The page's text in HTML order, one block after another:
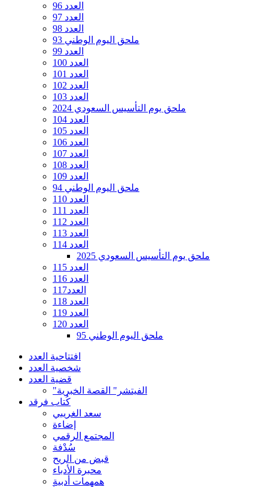
العدد 96
العدد 97
العدد 98
ملحق اليوم الوطني 93
العدد 99
العدد 100
العدد 101
العدد 102
العدد 103
ملحق يوم التأسيس السعودي 2024
العدد 104
العدد 105
العدد 106
العدد 107
العدد 108
العدد 109
ملحق اليوم الوطني 94
العدد 110
العدد 111
العدد 112
العدد 113
العدد 114
ملحق يوم التأسيس السعودي 2025
العدد 115
العدد 116
العدد117
العدد 118
العدد 119
العدد 120
ملحق اليوم الوطني 95
افتتاحية العدد
شخصية العدد
قضية العدد
"الفيتشر" القصة الخبرية
كُتاب فرقد
سعد الغريبي
إضاءة
المجتمع الرقمي
سُدْفة
قبض من الريح
محبرة الأدباء
همهمات أدبية